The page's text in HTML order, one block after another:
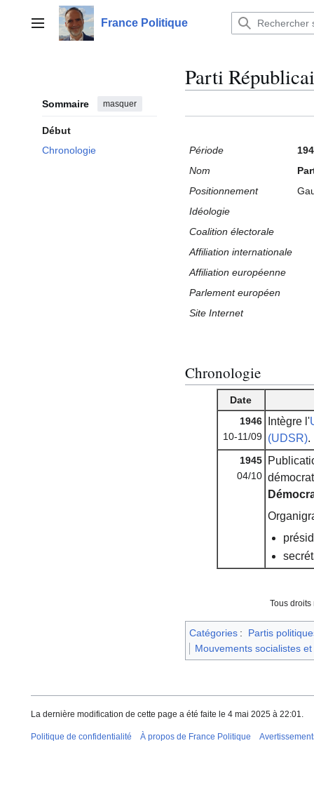
contenuMenu principalFrance Politique
Sommaire masquer
Début
Chronologie
Parti
Période
Nom
Positionnement
Idéologie
Coalition électorale
Affiliation internationale
Affiliation européenne
Parlement européen
Site Internet
Chronologie
Date
1946
10-11/09
Intègre l'
(UDSR).
1945
04/10
Tous
Catégories :
Partis
Mouvements socialistes
La dernière modification de cette page a été faite le 4 mai 2025 à 22:01.
Politique de confidentialité À propos de France Politique